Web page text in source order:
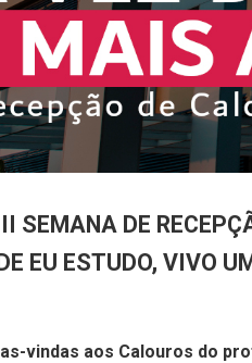
SEMANA DE
EU ESTUDO, VIVO
vindas aos Calouros do